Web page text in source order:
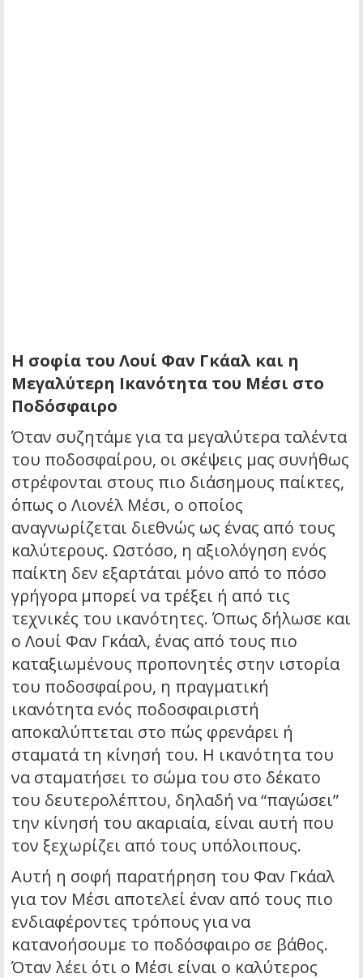
Η σοφία του Λουί Φαν Γκάαλ και η
Μεγαλύτερη Ικανότητα του Μέσι στο
Ποδόσφαιρο
Όταν συζητάμε για τα μεγαλύτερα ταλέντα
του ποδοσφαίρου, οι σκέψεις μας συνήθως
στρέφονται στους πιο διάσημους παίκτες,
όπως ο Λιονέλ Μέσι, ο οποίος
αναγνωρίζεται διεθνώς ως ένας από τους
καλύτερους. Ωστόσο, η αξιολόγηση ενός
παίκτη δεν εξαρτάται μόνο από το πόσο
γρήγορα μπορεί να τρέξει ή από τις
τεχνικές του ικανότητες. Όπως δήλωσε και
ο Λουί Φαν Γκάαλ, ένας από τους πιο
καταξιωμένους προπονητές στην ιστορία
του ποδοσφαίρου, η πραγματική
ικανότητα ενός ποδοσφαιριστή
αποκαλύπτεται στο πώς φρενάρει ή
σταματά τη κίνησή του. Η ικανότητα του
να σταματήσει το σώμα του στο δέκατο
του δευτερολέπτου, δηλαδή να “παγώσει”
την κίνησή του ακαριαία, είναι αυτή που
τον ξεχωρίζει από τους υπόλοιπους.
Αυτή η σοφή παρατήρηση του Φαν Γκάαλ
για τον Μέσι αποτελεί έναν από τους πιο
ενδιαφέροντες τρόπους για να
κατανοήσουμε το ποδόσφαιρο σε βάθος.
Όταν λέει ότι ο Μέσι είναι ο καλύτερος